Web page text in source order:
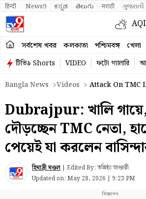
हिन्दी News9 ಕನ್ನಡ తెలుగు मराठी ગુજરાતી
AQI
সর্বশেষ খবর কলকাতা পশ্চিমবঙ্গ খেলা
টিভি৯ Shorts VIDEO ফটো গ্যালারি
Bangla News
Videos Attack On TMC
Dubrajpur: খালি গায়ে,
দৌড়চ্ছেন TMC নেতা,
পেয়েই যা করলেন
হিমাদ্রী মণ্ডল | Edited By: তন্নিষ্ঠা ভাণ্ডারী
Updated on: May 28, 2026 | 9:23 PM